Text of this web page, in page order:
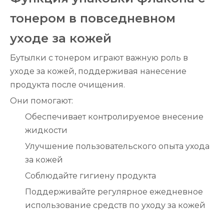
тонером в повседневном
уходе за кожей
Бутылки с тонером играют важную роль в
уходе за кожей, поддерживая нанесение
продукта после очищения.
Они помогают:
Обеспечивает контролируемое внесение
жидкости
Улучшение пользовательского опыта ухода
за кожей
Соблюдайте гигиену продукта
Поддерживайте регулярное ежедневное
использование средств по уходу за кожей